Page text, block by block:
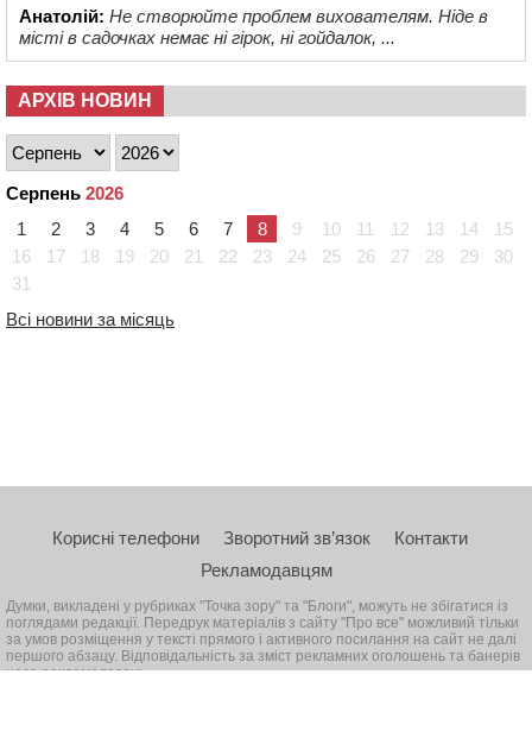
Анатолій: Не створюйте проблем вихователям. Ніде в
місті в садочках немає ні гірок, ні гойдалок, ...
АРХІВ НОВИН
Серпень 2026
1
2 3 4 5 6 7 8 9 10 11 12 13 14
15
16
17 18 19 20 21 22 23 24 25 26 27 28 29
30
31
Всі новини за місяць
Корисні телефони Зворотний зв’язок
Контакти
Рекламодавцям
Думки, викладені у рубриках "Точка зору" та "Блоги", можуть не збігатися із
поглядами редакції. Передрук матеріалів з сайту "Про все" можливий тільки
за умов розміщення у тексті прямого і активного посилання на сайт не далі
першого абзацу. Відповідальність за зміст рекламних оголошень та банерів
несе рекламодавець